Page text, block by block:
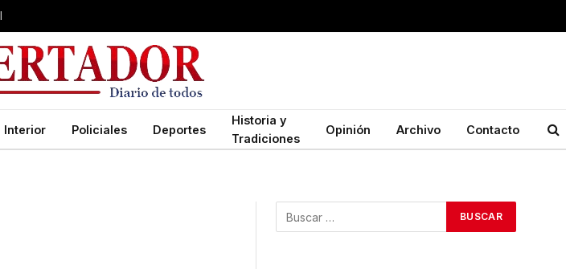
Interior Policiales Deportes
Historia y
Tradiciones
Opinión Archivo Contacto